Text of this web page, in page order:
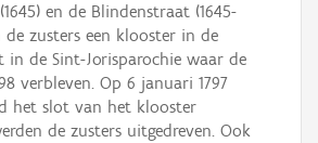
en de Blindenstraat (1645-
de zusters een klooster in de
in de Sint-Jorisparochie waar de
verbleven. Op 6 januari 1797
het slot van het klooster
de zusters uitgedreven. Ook